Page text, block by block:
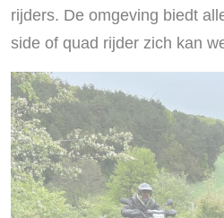
rijders. De omgeving biedt
side of quad rijder zich kan